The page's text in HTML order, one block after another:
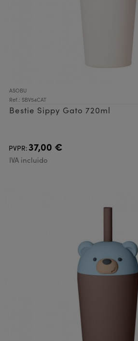
ASOBU
Ref.: SBV54CAT
Bestie Sippy Gato 720ml
PVPR:37,00 €
IVA incluido